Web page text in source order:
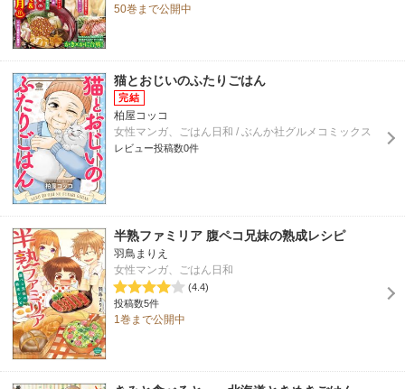
50巻まで公開中
猫とおじいのふたりごはん
柏屋コッコ
女性マンガ、ごはん日和 / ぶんか社グルメコミックス
レビュー投稿数0件
半熟ファミリア 腹ペコ兄妹の熟成レシピ
羽鳥まりえ
女性マンガ、ごはん日和
(4.4)
投稿数5件
1巻まで公開中